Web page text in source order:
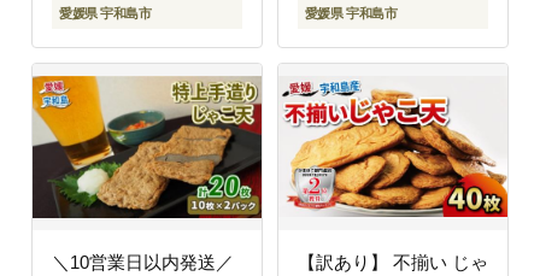
酒 おつまみ 肴 特産品
愛媛 宇和島 C012-
019006
愛媛県 宇和島市
産品 郷土料理 国産 愛
愛媛県 宇和島市
＼10営業日以内発送／
【訳あり】 不揃い じゃ